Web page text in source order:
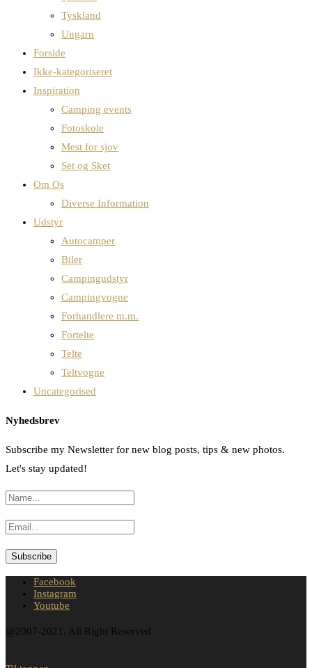
Tyskland
Ungarn
Forside
Ikke-kategoriseret
Inspiration
Camping events
Fotoskole
Mest for sjov
Set og Sket
Om Os
Diverse Information
Udstyr
Autocamper
Biler
Campingudstyr
Campingvogne
Forhandlere m.m.
Fortelte
Telte
Teltvogne
Uncategorised
Nyhedsbrev
Subscribe my Newsletter for new blog posts, tips & new photos.
Let's stay updated!
Facebook
Instagram
Youtube
@2007-2021. All Right Reserved